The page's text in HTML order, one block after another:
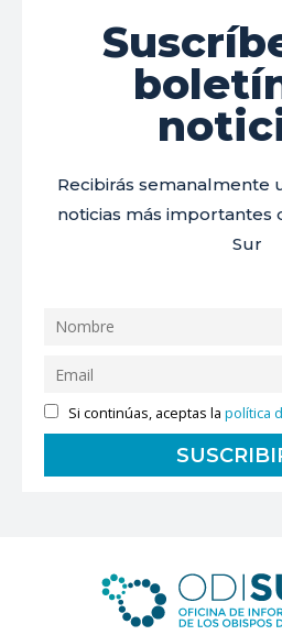
Recibirás semanalmente
noticias más importantes
Sur
Si continúas, aceptas lapolítica